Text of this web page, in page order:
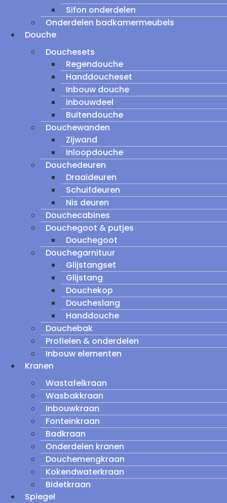
Sifon onderdelen
Onderdelen badkamermeubels
Douche
Douchesets
Regendouche
Handdoucheset
Inbouw douche
inbouwdeel
Buitendouche
Douchewanden
Zijwand
Inloopdouche
Douchedeuren
Draaideuren
Schuifdeuren
Nis deuren
Douchecabines
Douchegoot & putjes
Douchegoot
Douchegarnituur
Glijstangset
Glijstang
Douchekop
Doucheslang
Handdouche
Douchebak
Profielen & onderdelen
Inbouw elementen
Kranen
Wastafelkraan
Wasbakkraan
Inbouwkraan
Fonteinkraan
Badkraan
Onderdelen kranen
Douchemengkraan
Kokendwaterkraan
Bidetkraan
Spiegel